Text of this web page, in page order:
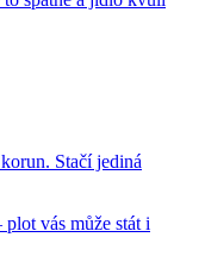
Stačí jediná
vás může stát i